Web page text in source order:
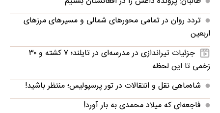
تردد روان در تمامی محورهای شمالی و مسیرهای مرزهای
اربعین
جزئیات تیراندازی در مدرسه‌ای در تایلند؛ ۷ کشته و ۳۰
زخمی تا این لحظه
شاه‌ماهی نقل و انتقالات در تور پرسپولیس؛ منتظر باشید!
فاجعه‌ای که میلاد محمدی به بار آورد!